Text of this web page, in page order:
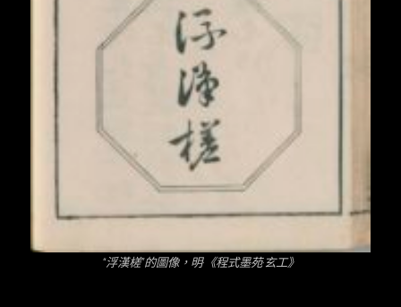
“浮漢槎”的圖像，明·《程式墨苑·玄工》